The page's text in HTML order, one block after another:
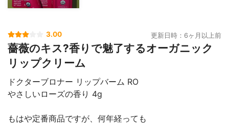
3.00 更新日時：6ヶ月以上前
薔薇のキス?香りで魅了するオーガニック
リップクリーム
ドクターブロナー リップバーム RO
やさしいローズの香り 4g
もはや定番商品ですが、何年経っても